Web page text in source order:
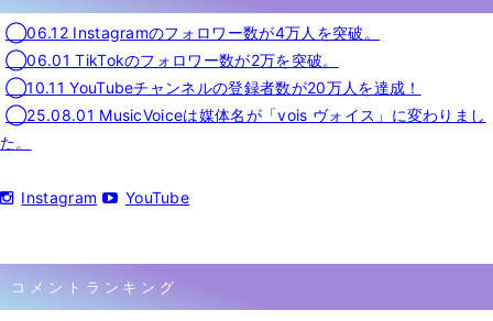
◯06.12 Instagramのフォロワー数が4万人を突破。
◯06.01 TikTokのフォロワー数が2万を突破。
◯10.11 YouTubeチャンネルの登録者数が20万人を達成！
◯25.08.01 MusicVoiceは媒体名が「vois ヴォイス」に変わりまし
た。
Instagram YouTube
コメントランキング